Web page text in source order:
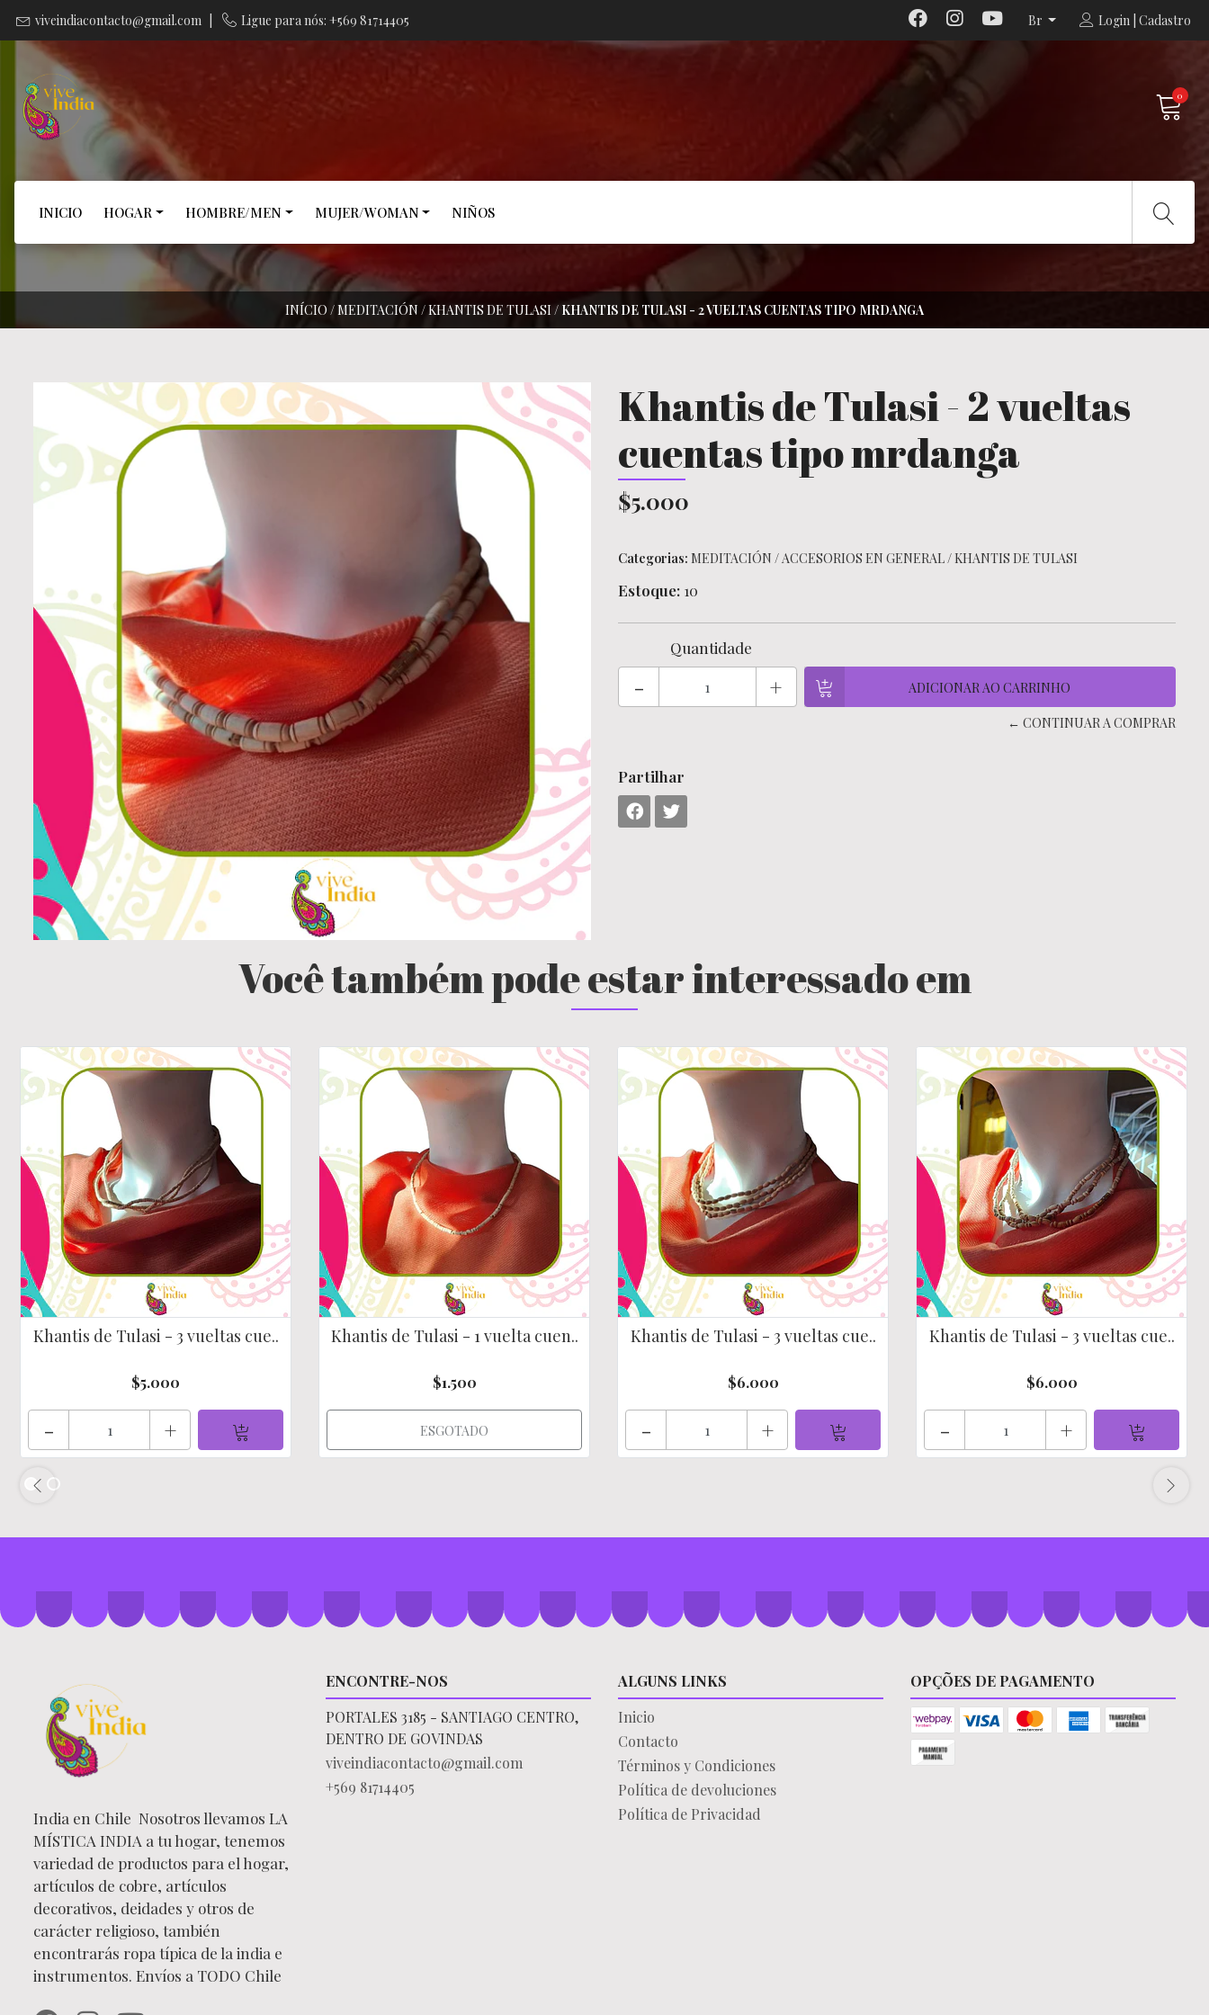
viveindiacontacto@gmail.com Ligue para nós: +569 81714405 Br Login | Cadastro
0
INICIO HOGAR HOMBRE/MEN MUJER/WOMAN NIÑOS
INÍCIO /MEDITACIÓN /KHANTIS DE TULASI/ KHANTIS DE TULASI - 2 VUELTAS CUENTAS TIPO MRDANGA
Khantis de Tulasi - 2 vueltas
cuentas tipo mrdanga
$5.000
Categorias: MEDITACIÓN /ACCESORIOS EN GENERAL/KHANTIS DE TULASI
Estoque: 10
Quantidade
- +
← CONTINUAR A COMPRAR
Partilhar
Você também pode estar interessado em
Khantis de Tulasi - 3 vueltas cue..
$5.000
- +
Khantis de Tulasi - 1 vuelta cuen..
$1.500
ESGOTADO
Khantis de Tulasi - 3 vueltas cue..
$6.000
- +
Khantis de Tulasi - 3 vueltas cue..
$6.000
- +
India en Chile Nosotros llevamos LA
MÍSTICA INDIA a tu hogar, tenemos
variedad de productos para el hogar,
artículos de cobre, artículos
decorativos, deidades y otros de
carácter religioso, también
encontrarás ropa típica de la india e
instrumentos. Envíos a TODO Chile
ENCONTRE-NOS
PORTALES 3185 - SANTIAGO CENTRO,
DENTRO DE GOVINDAS
viveindiacontacto@gmail.com
+569 81714405
ALGUNS LINKS
Inicio
Contacto
Términos y Condiciones
Política de devoluciones
Política de Privacidad
OPÇÕES DE PAGAMENTO